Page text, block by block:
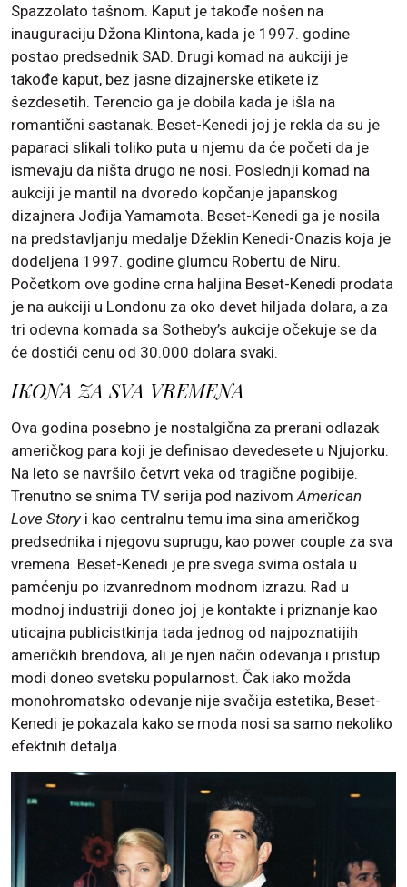
Spazzolato tašnom. Kaput je takođe nošen na
inauguraciju Džona Klintona, kada je 1997. godine
postao predsednik SAD. Drugi komad na aukciji je
takođe kaput, bez jasne dizajnerske etikete iz
šezdesetih. Terencio ga je dobila kada je išla na
romantični sastanak. Beset-Kenedi joj je rekla da su je
paparaci slikali toliko puta u njemu da će početi da je
ismevaju da ništa drugo ne nosi. Poslednji komad na
aukciji je mantil na dvoredo kopčanje japanskog
dizajnera Jođija Yamamota. Beset-Kenedi ga je nosila
na predstavljanju medalje Džeklin Kenedi-Onazis koja je
dodeljena 1997. godine glumcu Robertu de Niru.
Početkom ove godine crna haljina Beset-Kenedi prodata
je na aukciji u Londonu za oko devet hiljada dolara, a za
tri odevna komada sa Sotheby’s aukcije očekuje se da
će dostići cenu od 30.000 dolara svaki.
IKONA ZA SVA VREMENA
Ova godina posebno je nostalgična za prerani odlazak
američkog para koji je definisao devedesete u Njujorku.
Na leto se navršilo četvrt veka od tragične pogibije.
Trenutno se snima TV serija pod nazivomAmerican
Love Story i kao centralnu temu ima sina američkog
predsednika i njegovu suprugu, kao power couple za sva
vremena. Beset-Kenedi je pre svega svima ostala u
pamćenju po izvanrednom modnom izrazu. Rad u
modnoj industriji doneo joj je kontakte i priznanje kao
uticajna publicistkinja tada jednog od najpoznatijih
američkih brendova, ali je njen način odevanja i pristup
modi doneo svetsku popularnost. Čak iako možda
monohromatsko odevanje nije svačija estetika, Beset-
Kenedi je pokazala kako se moda nosi sa samo nekoliko
efektnih detalja.